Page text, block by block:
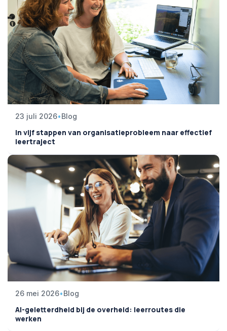
23 juli 2026•Blog
In vijf stappen van organisatieprobleem naar effectief
leertraject
26 mei 2026•Blog
AI-geletterdheid bij de overheid: leerroutes die
werken